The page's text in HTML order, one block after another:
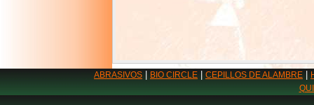
ABRASIVOS BIO CIRCLE CEPILLOS DE ALAMBRE